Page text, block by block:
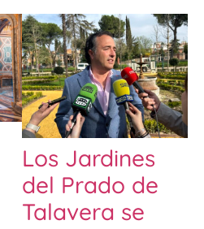
Los Jardines
del Prado de
Talavera se